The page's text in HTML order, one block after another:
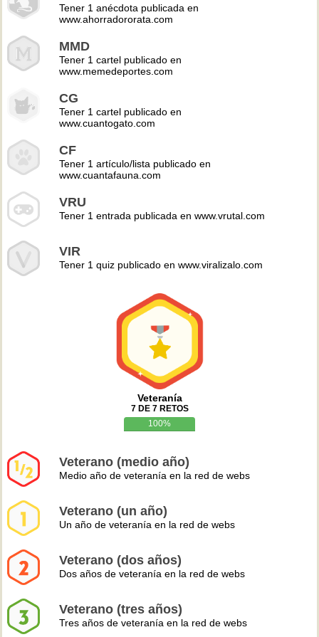
Tener 1 anécdota publicada en
www.ahorradororata.com
MMD
Tener 1 cartel publicado en
www.memedeportes.com
CG
Tener 1 cartel publicado en
www.cuantogato.com
CF
Tener 1 artículo/lista publicado en
www.cuantafauna.com
VRU
Tener 1 entrada publicada en www.vrutal.com
VIR
Tener 1 quiz publicado en www.viralizalo.com
Veteranía
7 DE 7 RETOS
100%
Veterano (medio año)
Medio año de veteranía en la red de webs
Veterano (un año)
Un año de veteranía en la red de webs
Veterano (dos años)
Dos años de veteranía en la red de webs
Veterano (tres años)
Tres años de veteranía en la red de webs